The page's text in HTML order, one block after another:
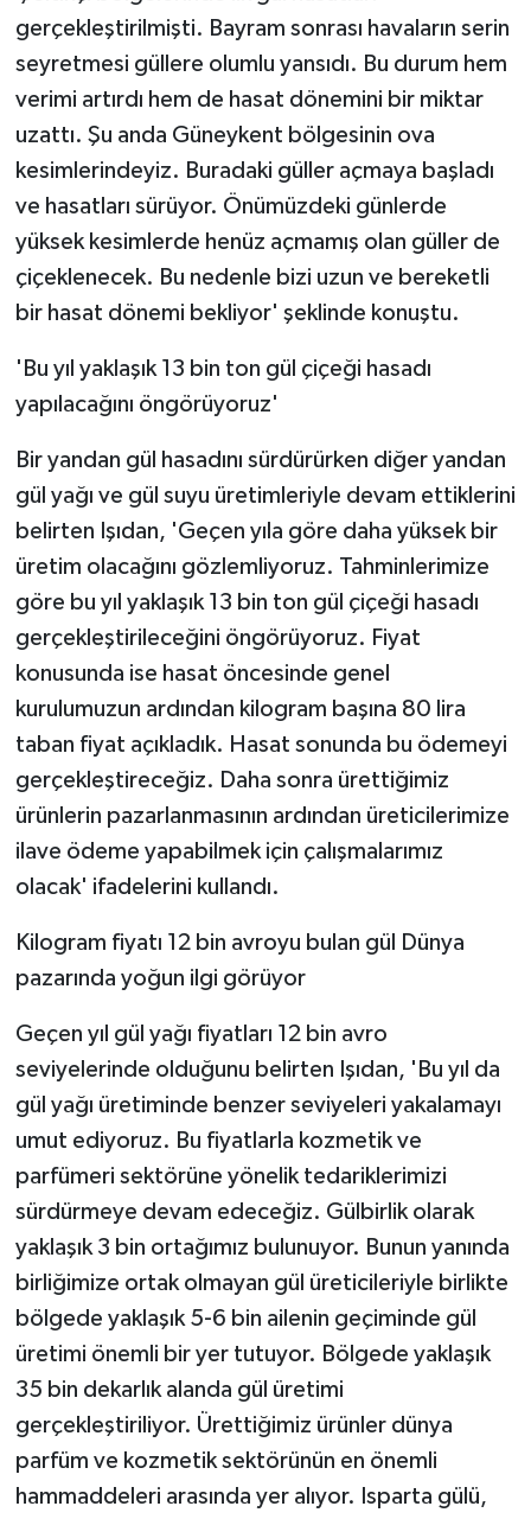
gerçekleştirilmişti. Bayram sonrası havaların serin
seyretmesi güllere olumlu yansıdı. Bu durum hem
verimi artırdı hem de hasat dönemini bir miktar
uzattı. Şu anda Güneykent bölgesinin ova
kesimlerindeyiz. Buradaki güller açmaya başladı
ve hasatları sürüyor. Önümüzdeki günlerde
yüksek kesimlerde henüz açmamış olan güller de
çiçeklenecek. Bu nedenle bizi uzun ve bereketli
bir hasat dönemi bekliyor' şeklinde konuştu.
'Bu yıl yaklaşık 13 bin ton gül çiçeği hasadı
yapılacağını öngörüyoruz'
Bir yandan gül hasadını sürdürürken diğer yandan
gül yağı ve gül suyu üretimleriyle devam ettiklerini
belirten Işıdan, 'Geçen yıla göre daha yüksek bir
üretim olacağını gözlemliyoruz. Tahminlerimize
göre bu yıl yaklaşık 13 bin ton gül çiçeği hasadı
gerçekleştirileceğini öngörüyoruz. Fiyat
konusunda ise hasat öncesinde genel
kurulumuzun ardından kilogram başına 80 lira
taban fiyat açıkladık. Hasat sonunda bu ödemeyi
gerçekleştireceğiz. Daha sonra ürettiğimiz
ürünlerin pazarlanmasının ardından üreticilerimize
ilave ödeme yapabilmek için çalışmalarımız
olacak' ifadelerini kullandı.
Kilogram fiyatı 12 bin avroyu bulan gül Dünya
pazarında yoğun ilgi görüyor
Geçen yıl gül yağı fiyatları 12 bin avro
seviyelerinde olduğunu belirten Işıdan, 'Bu yıl da
gül yağı üretiminde benzer seviyeleri yakalamayı
umut ediyoruz. Bu fiyatlarla kozmetik ve
parfümeri sektörüne yönelik tedariklerimizi
sürdürmeye devam edeceğiz. Gülbirlik olarak
yaklaşık 3 bin ortağımız bulunuyor. Bunun yanında
birliğimize ortak olmayan gül üreticileriyle birlikte
bölgede yaklaşık 5-6 bin ailenin geçiminde gül
üretimi önemli bir yer tutuyor. Bölgede yaklaşık
35 bin dekarlık alanda gül üretimi
gerçekleştiriliyor. Ürettiğimiz ürünler dünya
parfüm ve kozmetik sektörünün en önemli
hammaddeleri arasında yer alıyor. Isparta gülü,